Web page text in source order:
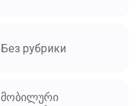
Без рубрики
მობილური